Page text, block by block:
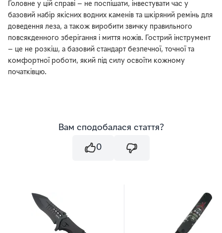
Головне у цій справі — не поспішати, інвестувати час у
базовий набір якісних водних каменів та шкіряний ремінь для
доведення леза, а також виробити звичку правильного
повсякденного зберігання і миття ножів. Гострий інструмент
— це не розкіш, а базовий стандарт безпечної, точної та
комфортної роботи, який під силу освоїти кожному
початківцю.
Вам сподобалася стаття?
0